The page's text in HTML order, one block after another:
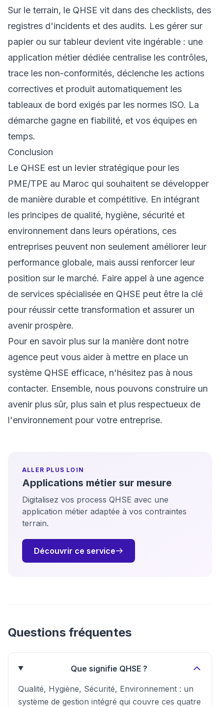
Sur le terrain, le QHSE vit dans des checklists, des
registres d'incidents et des audits. Les gérer sur
papier ou sur tableur devient vite ingérable : une
application métier dédiée centralise les contrôles,
trace les non-conformités, déclenche les actions
correctives et produit automatiquement les
tableaux de bord exigés par les normes ISO. La
démarche gagne en fiabilité, et vos équipes en
temps.
Conclusion
Le QHSE est un levier stratégique pour les
PME/TPE au Maroc qui souhaitent se développer
de manière durable et compétitive. En intégrant
les principes de qualité, hygiène, sécurité et
environnement dans leurs opérations, ces
entreprises peuvent non seulement améliorer leur
performance globale, mais aussi renforcer leur
position sur le marché. Faire appel à une agence
de services spécialisée en QHSE peut être la clé
pour réussir cette transformation et assurer un
avenir prospère.
Pour en savoir plus sur la manière dont notre
agence peut vous aider à mettre en place un
système QHSE efficace, n'hésitez pas à nous
contacter. Ensemble, nous pouvons construire un
avenir plus sûr, plus sain et plus respectueux de
l'environnement pour votre entreprise.
ALLER PLUS LOIN
Applications métier sur mesure
Digitalisez vos process QHSE avec une
application métier adaptée à vos contraintes
terrain.
Découvrir ce service
Questions fréquentes
Que signifie QHSE ?
Qualité, Hygiène, Sécurité, Environnement : un
système de gestion intégré qui couvre ces quatre